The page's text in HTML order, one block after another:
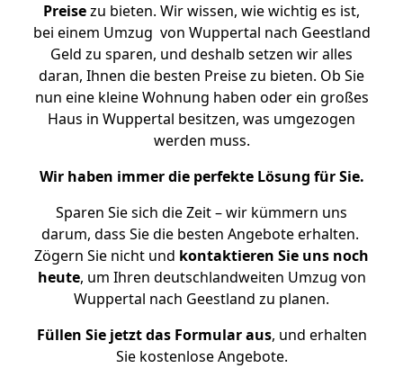
Preisezu bieten. Wir wissen, wie wichtig es ist,
bei einem Umzug von Wuppertal nach Geestland
Geld zu sparen, und deshalb setzen wir alles
daran, Ihnen die besten Preise zu bieten. Ob Sie
nun eine kleine Wohnung haben oder ein großes
Haus in Wuppertal besitzen, was umgezogen
werden muss.
Wir haben immer die perfekte Lösung für Sie.
Sparen Sie sich die Zeit – wir kümmern uns
darum, dass Sie die besten Angebote erhalten.
Zögern Sie nicht und kontaktieren Sie uns noch
heute, um Ihren deutschlandweiten Umzug von
Wuppertal nach Geestland zu planen.
Füllen Sie jetzt das Formular aus, und erhalten
Sie kostenlose Angebote.